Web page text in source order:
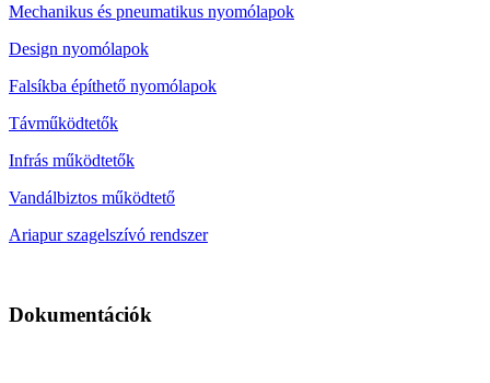
Mechanikus és pneumatikus nyomólapok
Design nyomólapok
Falsíkba építhető nyomólapok
Távműködtetők
Infrás működtetők
Vandálbiztos működtető
Ariapur szagelszívó rendszer
Dokumentációk